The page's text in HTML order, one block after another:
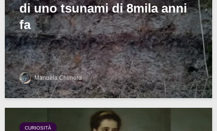
di uno tsunami di 8mila anni
fa
Manuela Chimera
CURIOSITÀ